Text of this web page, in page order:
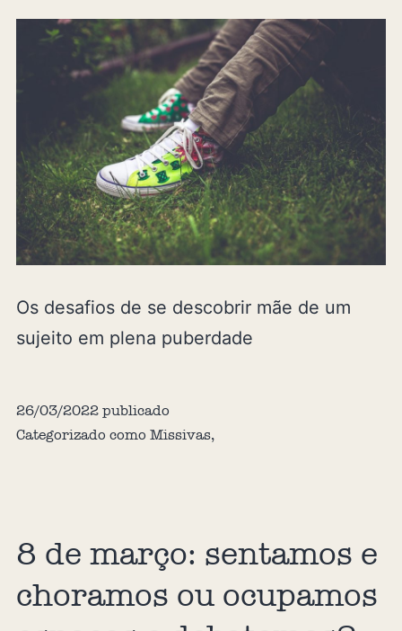
Os desafios de se descobrir mãe de um
sujeito em plena puberdade
26/03/2022publicado
Categorizado como Missivas,
8 de março: sentamos e
choramos ou ocupamos